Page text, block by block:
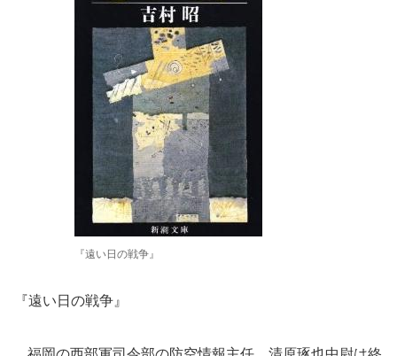
『遠い日の戦争』
『遠い日の戦争』